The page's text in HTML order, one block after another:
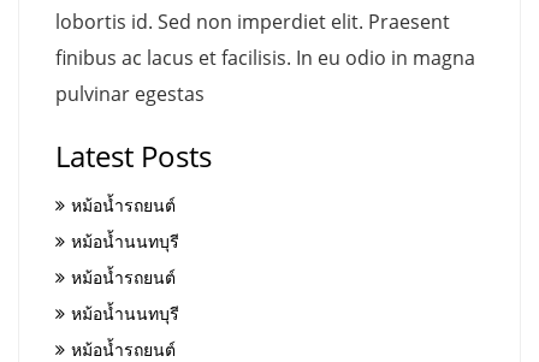
lobortis id. Sed non imperdiet elit. Praesent
finibus ac lacus et facilisis. In eu odio in magna
pulvinar egestas
Latest Posts
หม้อน้ำรถยนต์
หม้อน้ำนนทบุรี
หม้อน้ำรถยนต์
หม้อน้ำนนทบุรี
หม้อน้ำรถยนต์